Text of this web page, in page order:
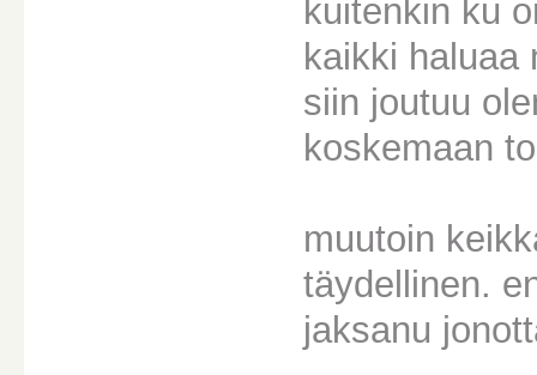
kuitenkin ku
kaikki haluaa
siin joutuu
koskemaan
muutoin
täydellinen.
jaksanu